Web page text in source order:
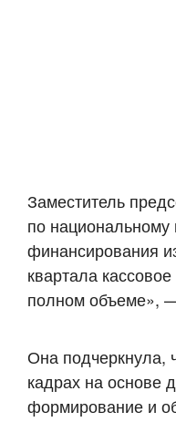
Заместитель
по
финансирования
квартала
полном объеме»,
Она подчеркнула,
кадрах на основе
формирование и